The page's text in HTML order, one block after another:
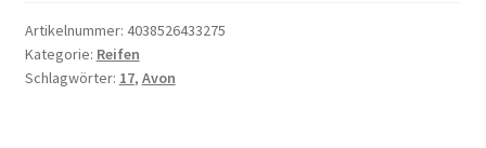
(73W)
TL
SPIRIT
Artikelnummer: 4038526433275
Kategorie: Reifen
Schlagwörter: 17, Avon